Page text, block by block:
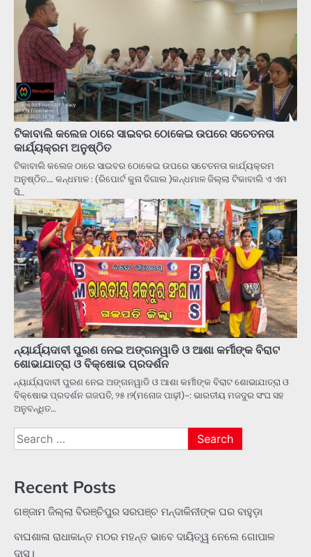
ଟିକାବାଲି କଲେଜ ଠାରେ ସାଇବର ଠୋକେଇ ଉପରେ ସଚେତନତା
କାର୍ଯ୍ୟକ୍ରମ ଅନୁଷ୍ଠିତ
ଟିକାବାଲି କଲେଜ ଠାରେ ସାଇବର ଠୋକେଇ ଉପରେ ସଚେତନତା କାର୍ଯ୍ୟକ୍ରମ
ଅନୁଷ୍ଠିତ…. କନ୍ଧମାଳ : (ରିପୋର୍ଟ କୁନା ଦିଗାଲ )କନ୍ଧମାଳ ଜିଲ୍ଲା ଟିକାବାଲି ଏ ଏମ
ସି…
ନ୍ୟାର୍ଯ୍ୟଦାବୀ ପୁରଣ ନେଇ ଅଙ୍ଗନୱାଡି ଓ ଆଶା କର୍ମୀଙ୍କ ବିରାଟ
ଶୋଭାଯାତ୍ରା ଓ ବିକ୍ଷୋଭ ପ୍ରଦର୍ଶନ
ନ୍ୟାର୍ଯ୍ୟଦାବୀ ପୁରଣ ନେଇ ଅଙ୍ଗନୱାଡି ଓ ଆଶା କର୍ମୀଙ୍କ ବିରାଟ ଶୋଭାଯାତ୍ରା ଓ
ବିକ୍ଷୋଭ ପ୍ରଦର୍ଶନ ଗଜପତି, ୨୫।୨(ମନୋଜ ପାଢ଼ୀ)-: ଭାରତୀୟ ମଜଦୁର ସଂଘ ସହ
ଅନୁବନ୍ଧିତ…
Search
for:
Recent Posts
ଗଞ୍ଜାମ ଜିଲ୍ଲା ବିରଞ୍ଚିପୁର ସରପଞ୍ଚ ମନ୍ଦାକିନୀଙ୍କ ଘର ବାହୁଡ଼ା
ବାଘଶାଳା ରାଧାକାନ୍ତ ମଠର ମହନ୍ତ ଭାବେ ଦାୟିତ୍ୱ ନେଲେ ଗୋପାଳ
ଦାସ।